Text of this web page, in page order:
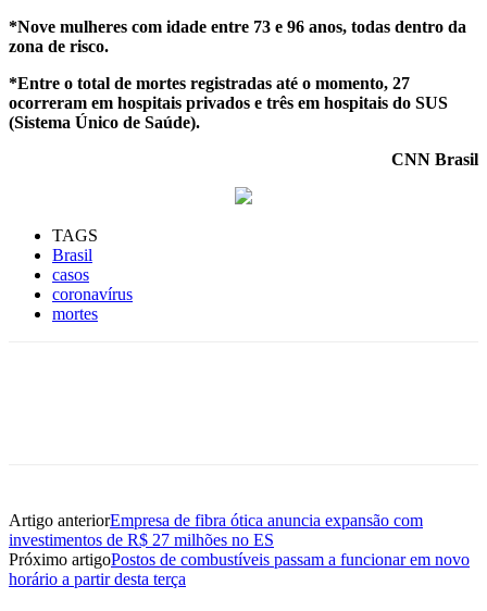
*Nove mulheres com idade entre 73 e 96 anos, todas dentro da
zona de risco.
*Entre o total de mortes registradas até o momento, 27
ocorreram em hospitais privados e três em hospitais do SUS
(Sistema Único de Saúde).
CNN Brasil
TAGS
Brasil
casos
coronavírus
mortes
Artigo anteriorEmpresa de fibra ótica anuncia expansão com
investimentos de R$ 27 milhões no ES
Próximo artigoPostos de combustíveis passam a funcionar em novo
horário a partir desta terça